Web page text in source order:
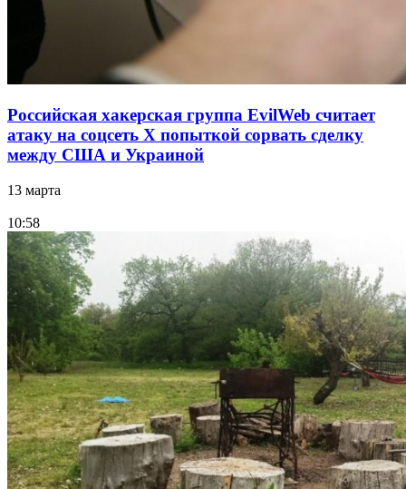
Российская хакерская группа EvilWeb считает
атаку на соцсеть Х попыткой сорвать сделку
между США и Украиной
13 марта
10:58